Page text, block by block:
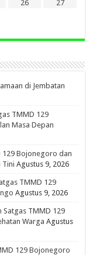
26
27
di Jembatan
TMMD 129
Masa Depan
129 Bojonegoro dan
Tini Agustus 9, 2026
TMMD 129
Agustus 9, 2026
Satgas TMMD 129
Warga Agustus
129 Bojonegoro